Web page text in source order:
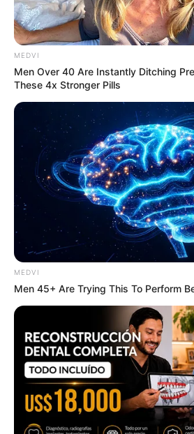
ชาวราศีสิงห์ (เกิดระหว่
สิงหาคม ถึง 16 กันยาย
การงาน :ระวังปัญหาเก่าจะกลับมา
ไม่ชัดเจน งานเป็นทีมแต่กลับแบก
งานส่วนตัวสิ่งที่คาดการณ์ไว้ยังเป็น
การเงิน :เจอกิเลสยั่วยุทำให้ใช้จ่าย
คนหลอกลวง ล่อลวงความโลภ
สุขภาพ :คนในครอบครัวมีเกณฑ์เจ็
ความรัก :
มีเกณฑ์พบรักใหม่ ได้เจ
เกณฑ์ได้รับข่าวดีเรื่องการตั้งท้อง
ชาวราศีกันย์ (เกิดระหว่า
กันยายน ถึง 16 ตุลาค
การงาน :ท่านที่ว่างงานมีเกณฑ์ได้
กำลังมองหางานใหม่ งานเสริมก็จ
เช่นกัน บางท่านได้รับข่าวดีเรื่องต
โดยรวมงานในเดือนนี้ถือว่าดีมาก
การเงิน :ไปได้ด้วยดี แต่อาจมีราย
MEDVI
Men Over 40 Are Instantly Ditching
These 4x Stronger Pills
MEDVI
Men 45+ Are Trying This To Perform